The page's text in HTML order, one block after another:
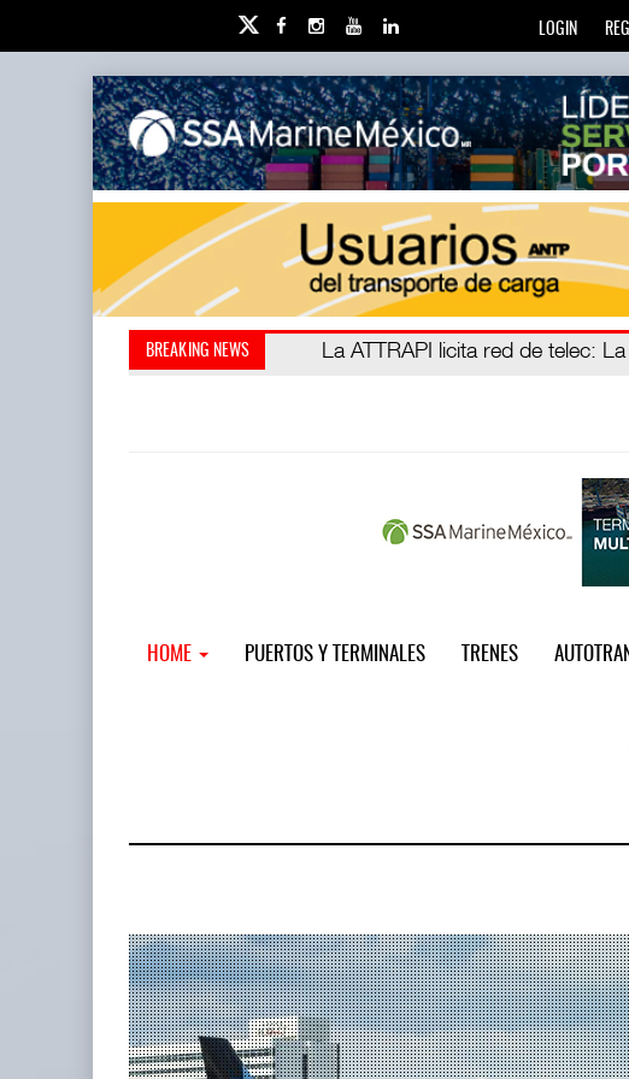
LOGIN
BREAKING NEWS IT-ANÁLISIS: Puerto Lázaro C
La ATTRAPI licita red de telec:
HOME PUERTOS Y TERMINALES TRENES
MSC incorpora
...
12 JUL 2026